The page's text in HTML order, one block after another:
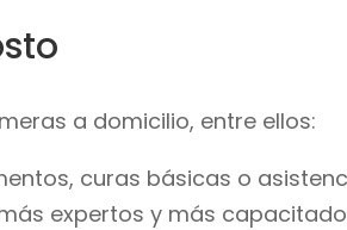
a domicilio, entre ellos:
curas básicas o
expertos y más